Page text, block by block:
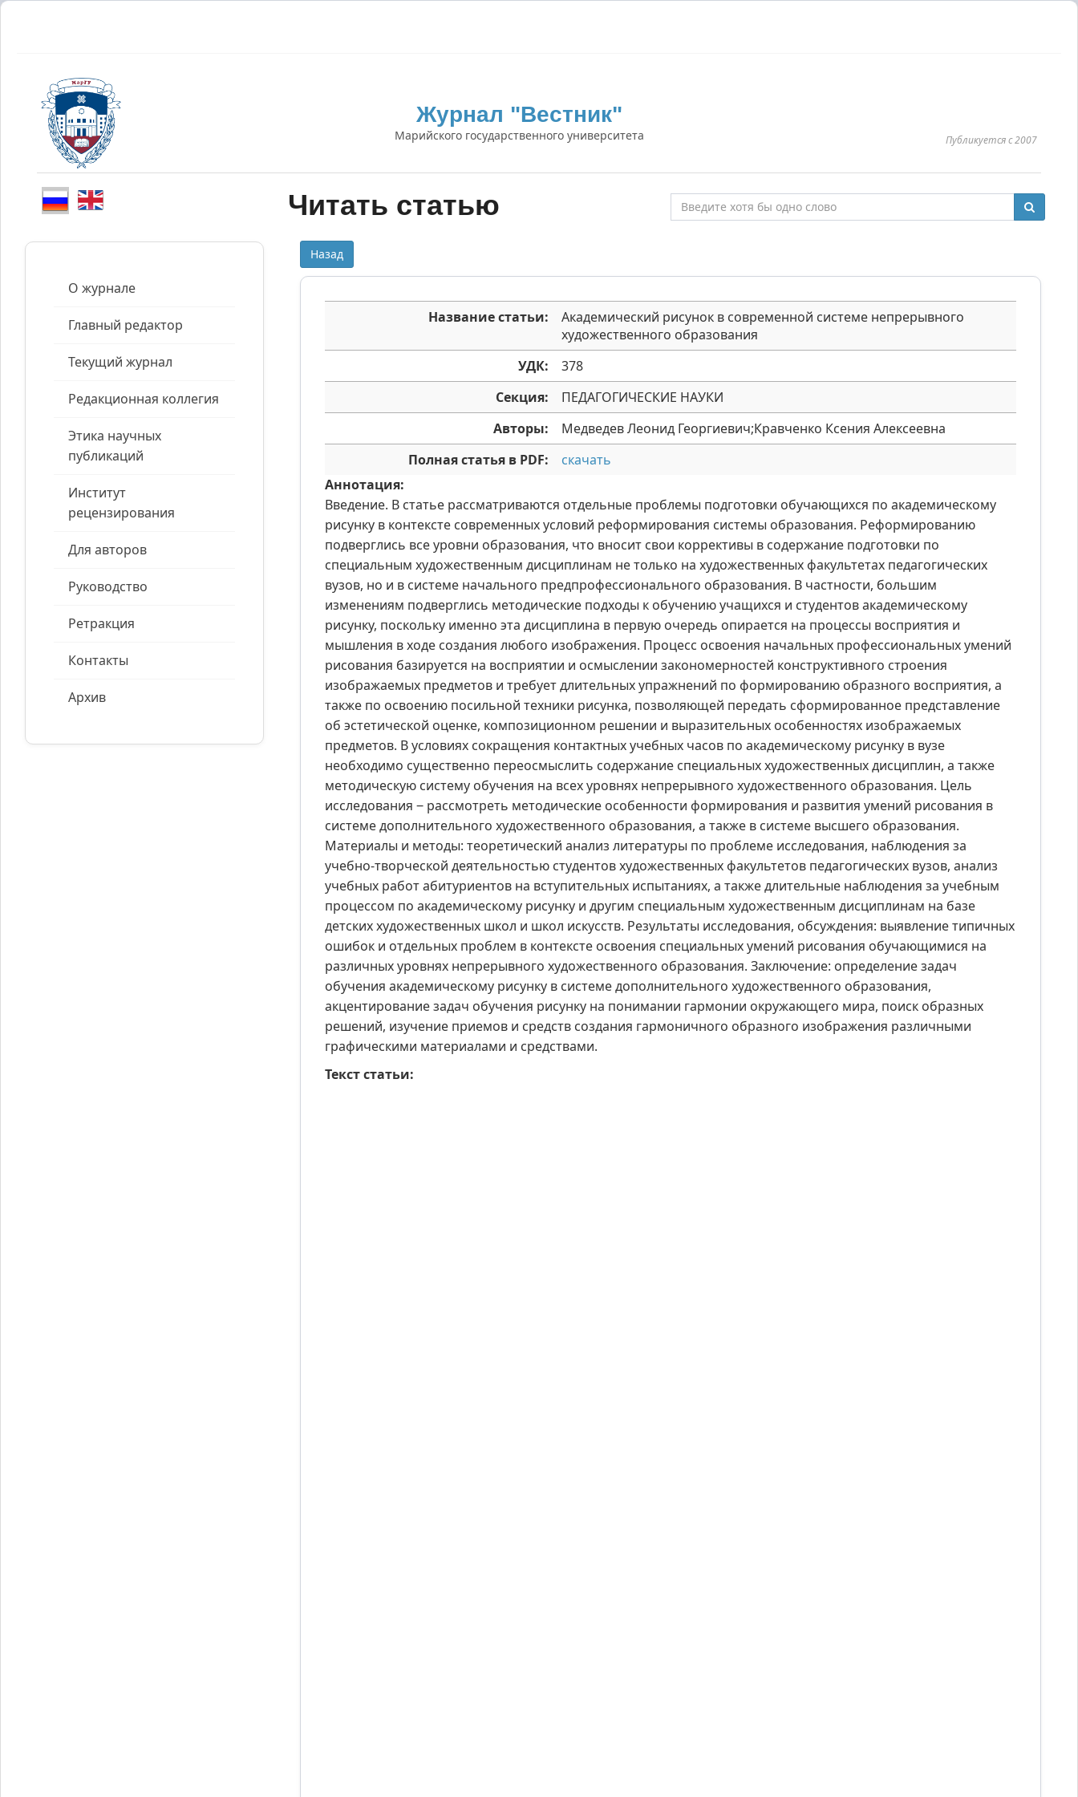
Журнал "Вестник"
Марийского государственного университета Публикуется с 2007
О журнале
Главный редактор
Текущий журнал
Редакционная коллегия
Этика научных
публикаций
Институт
рецензирования
Для авторов
Руководство
Ретракция
Контакты
Архив
Читать статью
Назад
Название статьи:
Академический рисунок в современной системе непрерывного
художественного образования
УДК:
378
Секция:
ПЕДАГОГИЧЕСКИЕ НАУКИ
Авторы:
Медведев Леонид Георгиевич;Кравченко Ксения Алексеевна
Полная статья в PDF:
скачать
Аннотация:
Введение. В статье рассматриваются отдельные проблемы подготовки обучающихся по академическому
рисунку в контексте современных условий реформирования системы образования. Реформированию
подверглись все уровни образования, что вносит свои коррективы в содержание подготовки по
специальным художественным дисциплинам не только на художественных факультетах педагогических
вузов, но и в системе начального предпрофессионального образования. В частности, большим
изменениям подверглись методические подходы к обучению учащихся и студентов академическому
рисунку, поскольку именно эта дисциплина в первую очередь опирается на процессы восприятия и
мышления в ходе создания любого изображения. Процесс освоения начальных профессиональных умений
рисования базируется на восприятии и осмыслении закономерностей конструктивного строения
изображаемых предметов и требует длительных упражнений по формированию образного восприятия, а
также по освоению посильной техники рисунка, позволяющей передать сформированное представление
об эстетической оценке, композиционном решении и выразительных особенностях изображаемых
предметов. В условиях сокращения контактных учебных часов по академическому рисунку в вузе
необходимо существенно переосмыслить содержание специальных художественных дисциплин, а также
методическую систему обучения на всех уровнях непрерывного художественного образования. Цель
исследования ‒ рассмотреть методические особенности формирования и развития умений рисования в
системе дополнительного художественного образования, а также в системе высшего образования.
Материалы и методы: теоретический анализ литературы по проблеме исследования, наблюдения за
учебно-творческой деятельностью студентов художественных факультетов педагогических вузов, анализ
учебных работ абитуриентов на вступительных испытаниях, а также длительные наблюдения за учебным
процессом по академическому рисунку и другим специальным художественным дисциплинам на базе
детских художественных школ и школ искусств. Результаты исследования, обсуждения: выявление типичных
ошибок и отдельных проблем в контексте освоения специальных умений рисования обучающимися на
различных уровнях непрерывного художественного образования. Заключение: определение задач
обучения академическому рисунку в системе дополнительного художественного образования,
акцентирование задач обучения рисунку на понимании гармонии окружающего мира, поиск образных
решений, изучение приемов и средств создания гармоничного образного изображения различными
графическими материалами и средствами.
Текст статьи: